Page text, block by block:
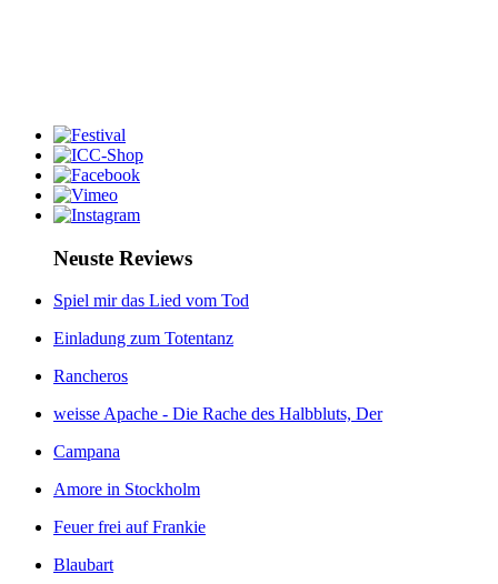
Neuste Reviews
Spiel mir das Lied vom Tod
Einladung zum Totentanz
Rancheros
weisse Apache - Die Rache des Halbbluts, Der
Campana
Amore in Stockholm
Feuer frei auf Frankie
Blaubart